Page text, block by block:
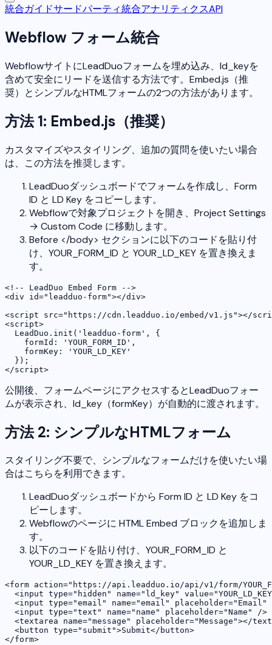
統合ガイドサードパーティ統合アナリティクスAPI
Webflow フォーム統合
WebflowサイトにLeadDuoフォームを埋め込み、ld_keyを
含めて安全にリードを送信する方法です。Embed.js（推
奨）とシンプルなHTMLフォームの2つの方法があります。
方法 1: Embed.js（推奨）
カスタマイズやスタイリング、追加の質問を使いたい場合
は、この方法を推奨します。
LeadDuoダッシュボードでフォームを作成し、Form
ID と LD Key をコピーします。
Webflowで対象プロジェクトを開き、Project Settings
→ Custom Code に移動します。
Before </body> セクションに以下のコードを貼り付
け、YOUR_FORM_ID と YOUR_LD_KEY を置き換えま
す。
<!-- LeadDuo Embed Form -->
<div id="leadduo-form"></div>
<script src="https://cdn.leadduo.io/embed/v1.js"></
<script>
  LeadDuo.init('leadduo-form', {
    formId: 'YOUR_FORM_ID',
    formKey: 'YOUR_LD_KEY'
  });
</script>
公開後、フォームページにアクセスするとLeadDuoフォー
ムが表示され、ld_key（formKey）が自動的に渡されます。
方法 2: シンプルなHTMLフォーム
スタイリング不要で、シンプルなフォームだけを使いたい場
合はこちらを利用できます。
LeadDuoダッシュボードから Form ID と LD Key をコ
ピーします。
Webflowのページに HTML Embed ブロックを追加しま
す。
以下のコードを貼り付け、YOUR_FORM_ID と
YOUR_LD_KEY を置き換えます。
<form action="https://api.leadduo.io/api/v1/form/
<input type="hidden" name="ld_key"
<input type="email" name="email" placeholder="Email"
  <input type="text" name="name" placeholder="Name" />
<textarea name="message" placeholder="Message"></
  <button type="submit">Submit</button>
</form>